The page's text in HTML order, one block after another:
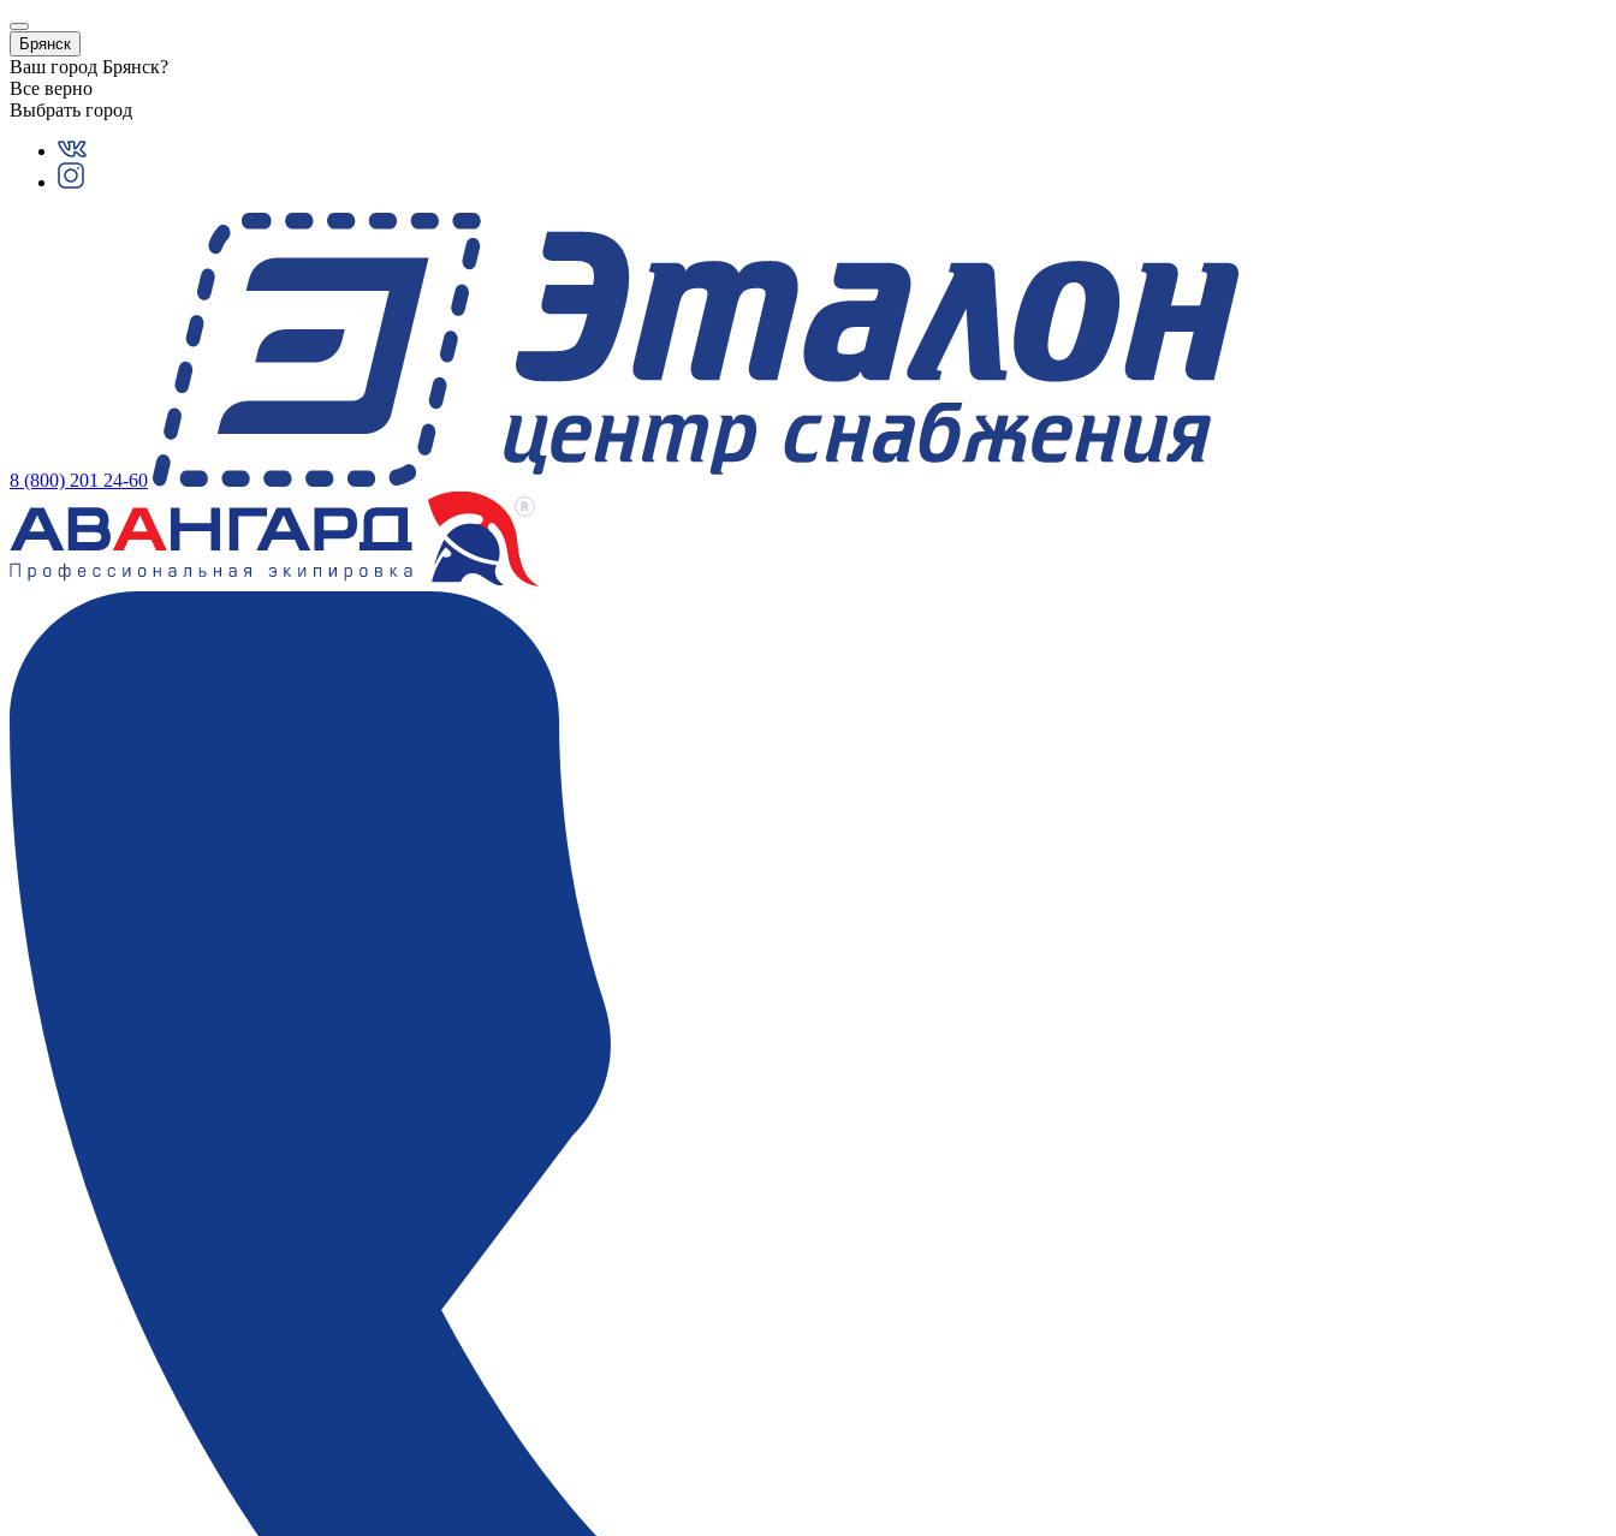
Брянск
Ваш город Брянск?
Все верно
Выбрать город
8 (800) 201 24-60